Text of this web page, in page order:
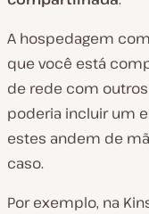
A hospedagem
que você está
de rede com
poderia incluir um
estes andem de
caso.
Por exemplo, na